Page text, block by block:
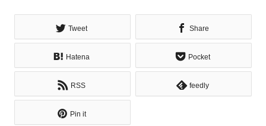
Tweet Share
Hatena Pocket
RSS feedly
Pin it